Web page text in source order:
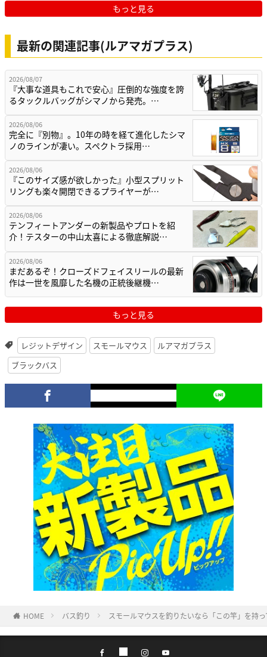
もっと見る
最新の関連記事(ルアマガプラス)
2026/08/07
『大事な道具もこれで安心』圧倒的な強度を誇
るタックルバッグがシマノから発売。…
2026/08/06
完全に『別物』。10年の時を経て進化したシマ
ノのラインが凄い。スペクトラ採用…
2026/08/06
『このサイズ感が欲しかった』小型スプリット
リングも楽々開閉できるプライヤーが…
2026/08/06
テンフィートアンダーの新製品やプロトを紹
介！テスターの中山太喜による徹底解説…
2026/08/06
まだあるぞ！クローズドフェイスリールの最新
作は一世を風靡した名機の正統後継機…
もっと見る
レジットデザイン スモールマウス
ルアマガプラス
ブラックバス
HOME バス釣り スモールマウスを釣りたいなら「この竿」を持